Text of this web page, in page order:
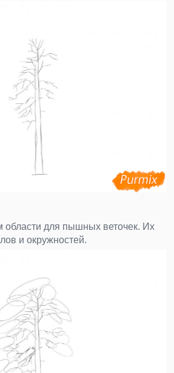
для пышных веточек. Их
и окружностей.